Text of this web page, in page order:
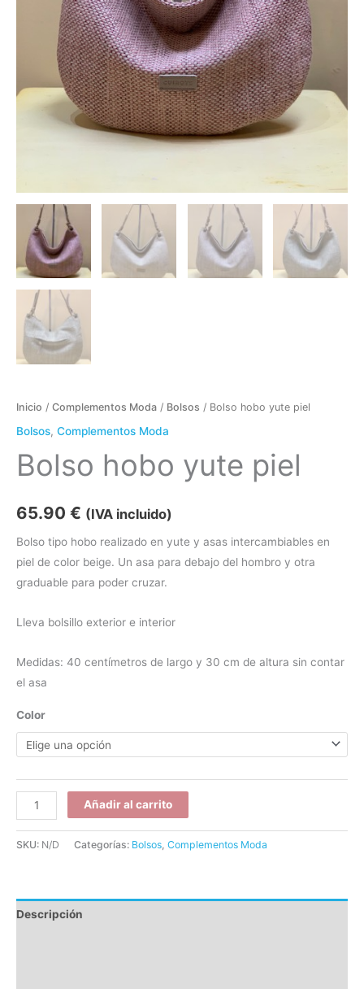
Inicio / Complementos Moda / Bolsos / Bolso hobo yute piel
Bolsos, Complementos Moda
Bolso hobo yute piel
65.90 € (IVA incluido)
Bolso tipo hobo realizado en yute y asas intercambiables en
piel de color beige. Un asa para debajo del hombro y otra
graduable para poder cruzar.
Lleva bolsillo exterior e interior
Medidas: 40 centímetros de largo y 30 cm de altura sin contar
el asa
Color
Añadir al carrito
SKU: N/D Categorías: Bolsos, Complementos Moda
Descripción